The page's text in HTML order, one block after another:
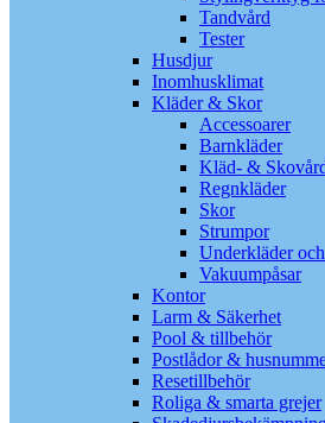
Tandvård
Tester
Husdjur
Inomhusklimat
Kläder & Skor
Accessoarer
Barnkläder
Kläd- &
Regnkläder
Skor
Strumpor
Underkläder
Vakuumpåsar
Kontor
Larm & Säkerhet
Pool & tillbehör
Postlådor &
Resetillbehör
Roliga & smarta grejer